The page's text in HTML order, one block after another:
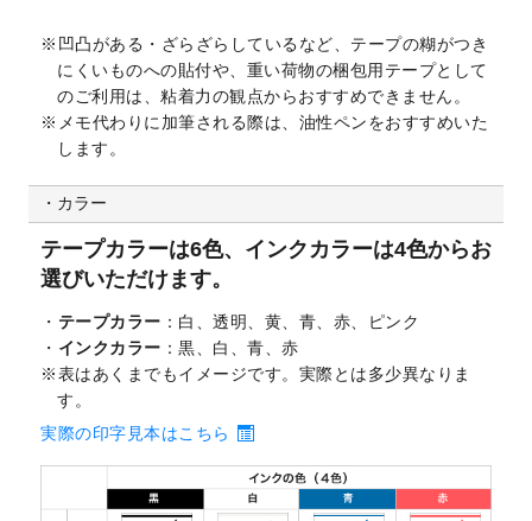
凹凸がある・ざらざらしているなど、テープの糊がつき
にくいものへの貼付や、重い荷物の梱包用テープとして
のご利用は、粘着力の観点からおすすめできません。
メモ代わりに加筆される際は、油性ペンをおすすめいた
します。
カラー
テープカラーは6色、インクカラーは4色からお
選びいただけます。
テープカラー ：白、透明、黄、青、赤、ピンク
インクカラー ：黒、白、青、赤
表はあくまでもイメージです。実際とは多少異なりま
す。
実際の印字見本はこちら